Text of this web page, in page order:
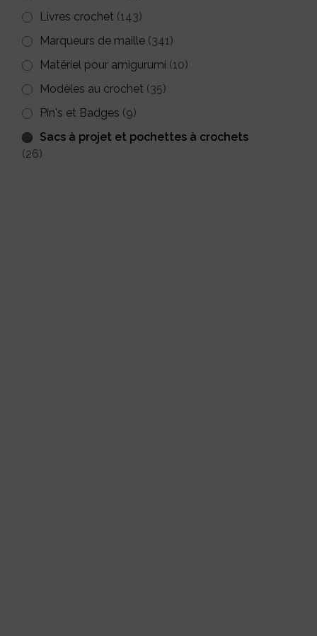
Livres crochet (143)
Marqueurs de maille (341)
Matériel pour amigurumi (10)
Modèles au crochet (35)
Pin's et Badges (9)
Sacs à projet et pochettes à crochets
(26)